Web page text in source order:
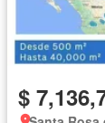
$